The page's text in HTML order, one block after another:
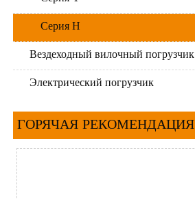
Серия H
Вездеходный вилочный погрузчик
Электрический погрузчик
ГОРЯЧАЯ РЕКОМЕНДАЦИЯ